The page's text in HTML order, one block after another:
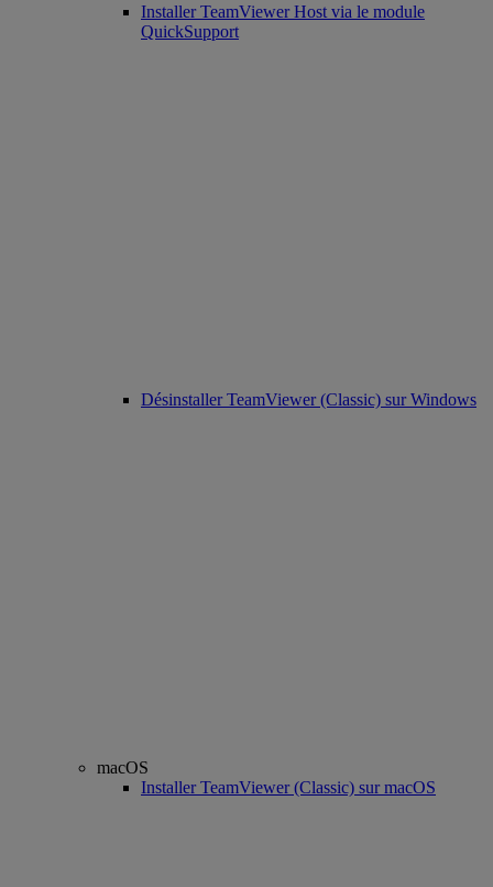
Installer TeamViewer Host via le module
QuickSupport
Désinstaller TeamViewer (Classic) sur Windows
macOS
Installer TeamViewer (Classic) sur macOS